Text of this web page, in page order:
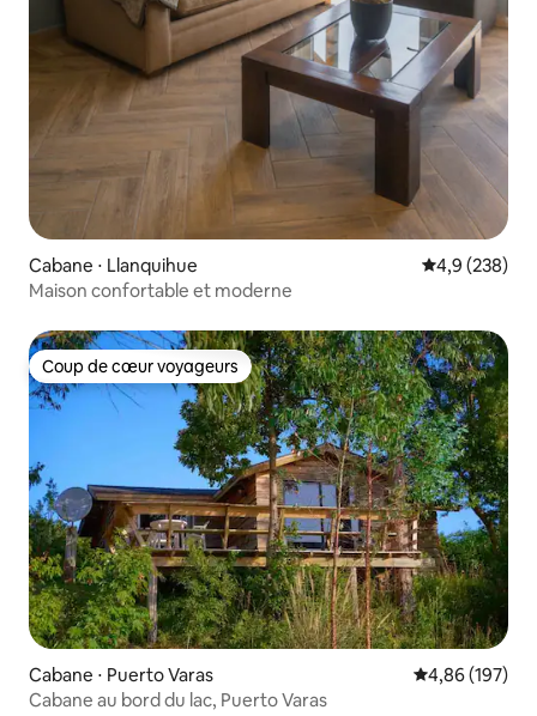
Cabane ⋅ Llanquihue Évaluation
4,9 (238)
Maison confortable et moderne
Coup de cœur voyageurs
Coup de cœur voyageurs
Cabane ⋅ Puerto Varas Évaluation
4,86 (197)
Cabane au bord du lac, Puerto Varas